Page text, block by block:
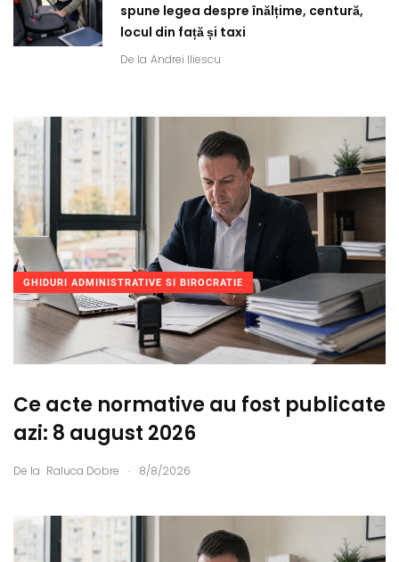
spune legea despre înălțime, centură,
locul din față și taxi
De la Andrei Iliescu
GHIDURI ADMINISTRATIVE SI BIROCRATIE
Ce acte normative au fost publicate
azi: 8 august 2026
De la Raluca Dobre . 8/8/2026